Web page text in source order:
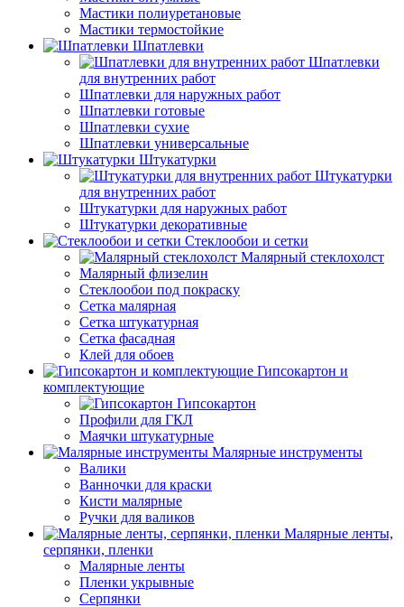
Мастики полиуретановые
Мастики термостойкие
Шпатлевки
Шпатлевки
для внутренних работ
Шпатлевки для наружных работ
Шпатлевки готовые
Шпатлевки сухие
Шпатлевки универсальные
Штукатурки
Штукатурки
для внутренних работ
Штукатурки для наружных работ
Штукатурки декоративные
Стеклообои и сетки
Малярный стеклохолст
Малярный флизелин
Стеклообои под покраску
Сетка малярная
Сетка штукатурная
Сетка фасадная
Клей для обоев
Гипсокартон и
комплектующие
Гипсокартон
Профили для ГКЛ
Маячки штукатурные
Малярные инструменты
Валики
Ванночки для краски
Кисти малярные
Ручки для валиков
Малярные ленты,
серпянки, пленки
Малярные ленты
Пленки укрывные
Серпянки